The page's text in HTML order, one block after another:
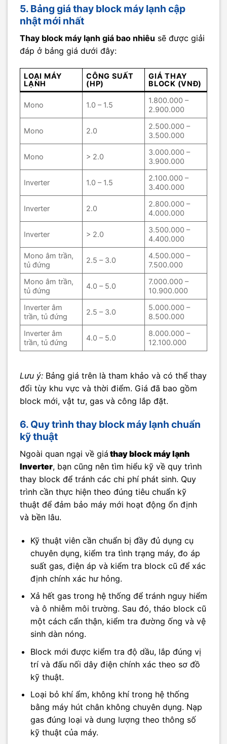
5. Bảng giá thay block máy lạnh cập
nhật mới nhất
Thay block máy lạnh giá bao nhiêu sẽ được giải
đáp ở bảng giá dưới đây:
LOẠI MÁY
LẠNH
CÔNG SUẤT
(HP)
GIÁ THAY
BLOCK (VNĐ)
Mono 1.0 – 1.5
1.800.000 –
2.900.000
Mono 2.0
2.500.000 –
3.500.000
Mono > 2.0
3.000.000 –
3.900.000
Inverter 1.0 – 1.5
2.100.000 –
3.400.000
Inverter 2.0
2.800.000 –
4.000.000
Inverter > 2.0
3.500.000 –
4.400.000
Mono âm trần,
tủ đứng
2.5 – 3.0
4.500.000 –
7.500.000
Mono âm trần,
tủ đứng
4.0 – 5.0
7.000.000 –
10.900.000
Inverter âm
trần, tủ đứng
2.5 – 3.0
5.000.000 –
8.500.000
Inverter âm
trần, tủ đứng
4.0 – 5.0
8.000.000 –
12.100.000
Lưu ý: Bảng giá trên là tham khảo và có thể thay
đổi tùy khu vực và thời điểm. Giá đã bao gồm
block mới, vật tư, gas và công lắp đặt.
6. Quy trình thay block máy lạnh chuẩn
kỹ thuật
Ngoài quan ngại về giá thay block máy lạnh
Inverter, bạn cũng nên tìm hiểu kỹ về quy trình
thay block để tránh các chi phí phát sinh. Quy
trình cần thực hiện theo đúng tiêu chuẩn kỹ
thuật để đảm bảo máy mới hoạt động ổn định
và bền lâu.
Kỹ thuật viên cần chuẩn bị đầy đủ dụng cụ
chuyên dụng, kiểm tra tình trạng máy, đo áp
suất gas, điện áp và kiểm tra block cũ để xác
định chính xác hư hỏng.
Xả hết gas trong hệ thống để tránh nguy hiểm
và ô nhiễm môi trường. Sau đó, tháo block cũ
một cách cẩn thận, kiểm tra đường ống và vệ
sinh dàn nóng.
Block mới được kiểm tra độ dầu, lắp đúng vị
trí và đấu nối dây điện chính xác theo sơ đồ
kỹ thuật.
Loại bỏ khí ẩm, không khí trong hệ thống
bằng máy hút chân không chuyên dụng. Nạp
gas đúng loại và dung lượng theo thông số
kỹ thuật của máy.